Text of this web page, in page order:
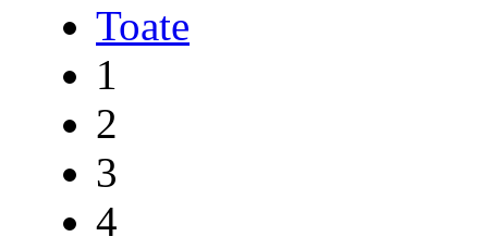
Toate
1
2
3
4